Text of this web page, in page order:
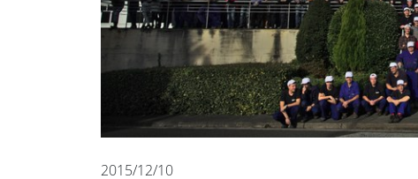
2015/12/10